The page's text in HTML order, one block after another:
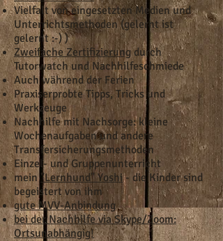
Vielfalt von eingesetzten Medien und
Unterrichtsmethoden (gelernt ist
gelernt :-) )
Zweifache Zertifizierungdurch
Tutorwatch und Nachhilfeschmiede
Auch während der Ferien
Praxiserprobte Tipps, Tricks und
Werkzeuge
Nachhilfe mit Nachsorge: kleine
Wochenaufgaben und andere
Transfersicherungsmethoden
Einzel- und Gruppenunterricht
mein"Lernhund" Yoshi- die Kinder sind
begeistert von ihm
gute MVV-Anbindung
bei der Nachhilfe via Skype/Zoom:
Ortsunabhängig!